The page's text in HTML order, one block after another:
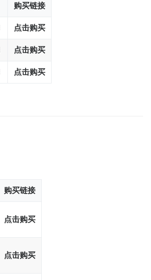
购买链接
点击购买
点击购买
点击购买
购买链接
点击购买
点击购买